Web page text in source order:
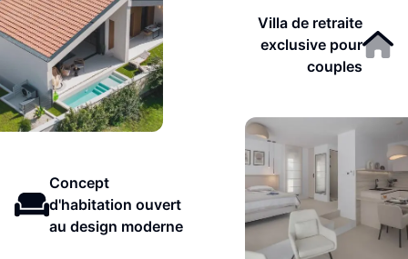
Villa de retraite
exclusive pour
couples
Concept
d'habitation ouvert
au design moderne